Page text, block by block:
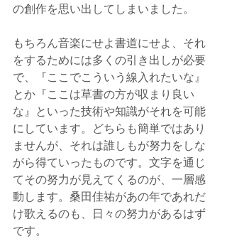
の創作を思い出してしまいました。
もちろん音楽にせよ書道にせよ、それ
をするためには多くの引き出しが必要
で、『ここでこういう線入れたいな』
とか『ここは草書の方が収まり良い
な』といった技術や知識がそれを可能
にしています。どちらも簡単ではあり
ませんが、それは誰しもが努力をしな
がら得ていったものです。文字を通じ
てその努力が見えてくるのが、一層感
動します。桑田佳祐があの年であれだ
け歌えるのも、日々の努力があるはず
です。